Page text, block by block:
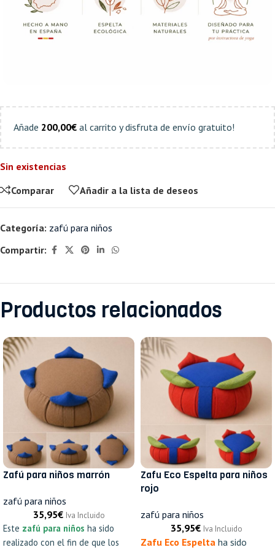
Añade 200,00€ al carrito y disfruta de envío gratuito!
Sin existencias
Comparar
Añadir a la lista de deseos
Categoría: zafú para niños
Compartir:
Productos relacionados
Zafú para niños marrón
zafú para niños
35,95€ Iva Incluido
Este zafú para niños ha sido
realizado con el fin de que los
Zafu Eco Espelta para niños
rojo
zafú para niños
35,95€ Iva Incluido
Zafu Eco Espelta ha sido